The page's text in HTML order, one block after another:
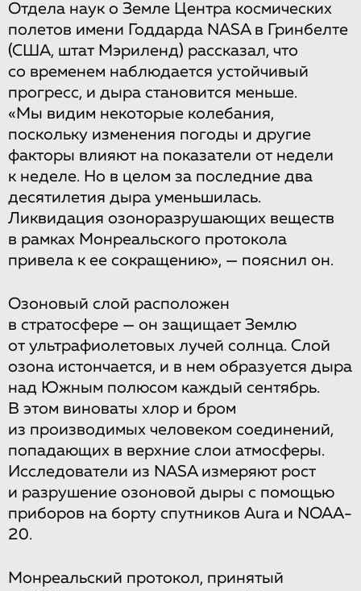
Отдела наук о Земле Центра космических
полетов имени Годдарда NASA в Гринбелте
(США, штат Мэриленд) рассказал, что
со временем наблюдается устойчивый
прогресс, и дыра становится меньше.
«Мы видим некоторые колебания,
поскольку изменения погоды и другие
факторы влияют на показатели от недели
к неделе. Но в целом за последние два
десятилетия дыра уменьшилась.
Ликвидация озоноразрушающих веществ
в рамках Монреальского протокола
привела к ее сокращению», — пояснил он.
Озоновый слой расположен
в стратосфере — он защищает Землю
от ультрафиолетовых лучей солнца. Слой
озона истончается, и в нем образуется дыра
над Южным полюсом каждый сентябрь.
В этом виноваты хлор и бром
из производимых человеком соединений,
попадающих в верхние слои атмосферы.
Исследователи из NASA измеряют рост
и разрушение озоновой дыры с помощью
приборов на борту спутников Aura и NOAA-
20.
Монреальский протокол, принятый